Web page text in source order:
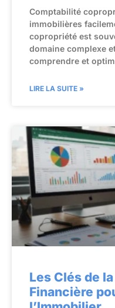
Comptabilité
immobilières
copropriété est
domaine complexe
comprendre et
LIRE LA SUITE »
Les Clés de
Financière